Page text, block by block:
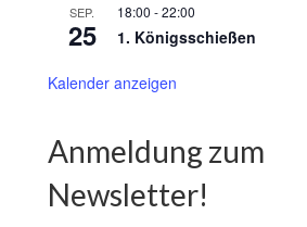
SEP.
25
18:00 -22:00
1. Königsschießen
Kalender anzeigen
Anmeldung zum
Newsletter!